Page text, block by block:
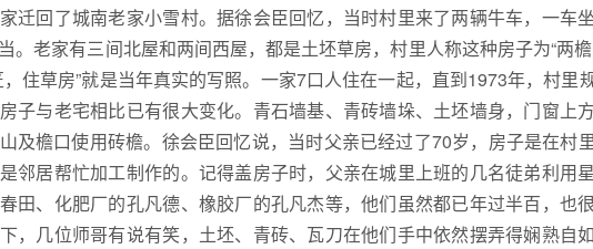
迁回了城南老家小雪村。据徐会臣回忆，当时村里来了两辆牛车，一车
。老家有三间北屋和两间西屋，都是土坯草房，村里人称这种房子为“两
住草房”就是当年真实的写照。一家7口人住在一起，直到1973年，村里
子与老宅相比已有很大变化。青石墙基、青砖墙垛、土坯墙身，门窗上
及檐口使用砖檐。徐会臣回忆说，当时父亲已经过了70岁，房子是在村
邻居帮忙加工制作的。记得盖房子时，父亲在城里上班的几名徒弟利用
田、化肥厂的孔凡德、橡胶厂的孔凡杰等，他们虽然都已年过半百，也
，几位师哥有说有笑，土坯、青砖、瓦刀在他们手中依然摆弄得娴熟自